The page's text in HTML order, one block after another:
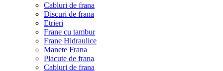
Cabluri de frana
Discuri de frana
Etrieri
Frane cu tambur
Frane Hidraulice
Manete Frana
Placute de frana
Cabluri de frana